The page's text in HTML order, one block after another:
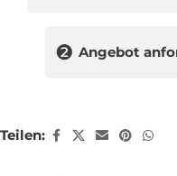
❷ Angebot
Teilen: